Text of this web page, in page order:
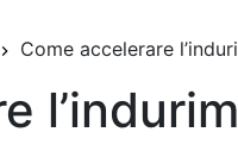
Come accelerare